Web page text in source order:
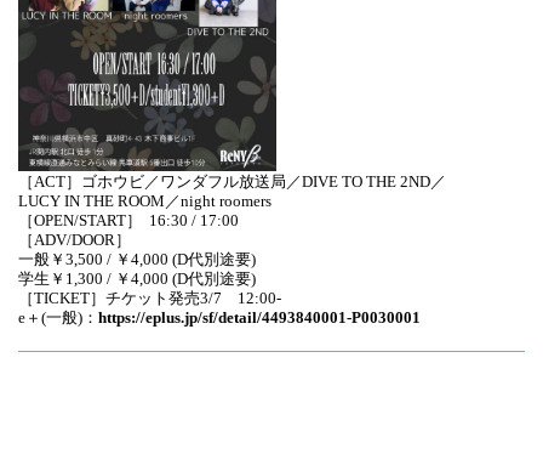
［ACT］ゴホウビ／ワンダフル放送局／DIVE TO THE 2ND／
LUCY IN THE ROOM／night roomers
［OPEN/START］ 16:30 / 17:00
［ADV/DOOR］
一般￥3,500 / ￥4,000 (D代別途要)
学生￥1,300 / ￥4,000 (D代別途要)
［TICKET］チケット発売3/7 12:00-
e＋(一般)： https://eplus.jp/sf/detail/4493840001-P0030001